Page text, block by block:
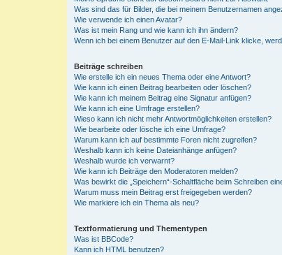
Was sind das für Bilder, die bei meinem Benutzernamen
Wie verwende ich einen Avatar?
Was ist mein Rang und wie kann ich ihn ändern?
Wenn ich bei einem Benutzer auf den E-Mail-Link klicke,
Beiträge schreiben
Wie erstelle ich ein neues Thema oder eine Antwort?
Wie kann ich einen Beitrag bearbeiten oder löschen?
Wie kann ich meinem Beitrag eine Signatur anfügen?
Wie kann ich eine Umfrage erstellen?
Wieso kann ich nicht mehr Antwortmöglichkeiten erstellen?
Wie bearbeite oder lösche ich eine Umfrage?
Warum kann ich auf bestimmte Foren nicht zugreifen?
Weshalb kann ich keine Dateianhänge anfügen?
Weshalb wurde ich verwarnt?
Wie kann ich Beiträge den Moderatoren melden?
Was bewirkt die „Speichern“-Schaltfläche beim Schreiben
Warum muss mein Beitrag erst freigegeben werden?
Wie markiere ich ein Thema als neu?
Textformatierung und Thementypen
Was ist BBCode?
Kann ich HTML benutzen?